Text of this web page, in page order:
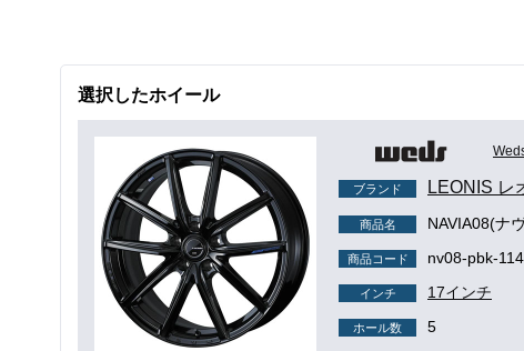
選択したホイール
ブランド LEONIS レ
商品名 NAVIA08(ナ
商品コード nv08-pbk-
インチ 17インチ
ホール数 5